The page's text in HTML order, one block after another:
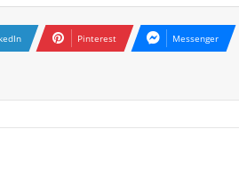
Pinterest Messenger